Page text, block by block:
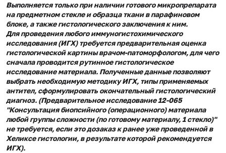
Выполняется только при наличии готового микропрепарата
на предметном стекле и образца ткани в парафиновом
блоке, а также гистологического заключения к ним.
Для проведения любого иммуногистохимического
исследования (ИГХ) требуется предварительная оценка
гистологической картины врачом-патоморфологом, для чего
сначала проводится рутинное гистологическое
исследование материала. Полученные данные позволяют
выбрать необходимую методику ИГХ, типы применяемых
антител, сформулировать окончательный гистологический
диагноз. (Предварительное исследование 12-065
"Консультация биопсийного (операционного) материала
любой группы сложности (по готовому материалу, 1 стекло)"
не требуется, если это дозаказ к ранее уже проведенной в
Хеликсе гистологии, в результате которой рекомендуется
ИГХ).